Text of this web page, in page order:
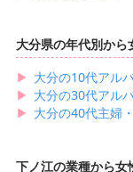
大分県の年代別か
▶︎ 大分の10代アル
▶︎ 大分の30代アル
▶︎ 大分の40代主婦
下ノ江の業種から女